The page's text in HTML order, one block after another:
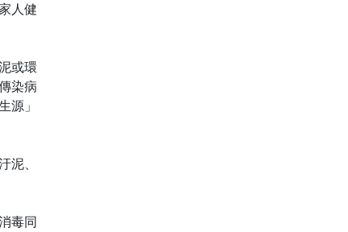
人健
或環
染病
源」
泥、
毒同